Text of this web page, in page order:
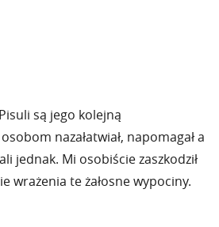
są jego kolejną
nazałatwiał, napomagał a
jednak. Mi osobiście zaszkodził
wrażenia te żałosne wypociny.